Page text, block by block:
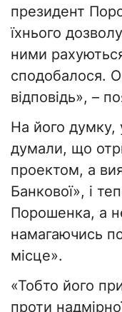
президент
їхнього
ними
сподобалося.
відповідь», –
На його думку,
думали, що
проектом, а
Банкової», і
Порошенка, а
намагаючись
місце».
«Тобто його
проти